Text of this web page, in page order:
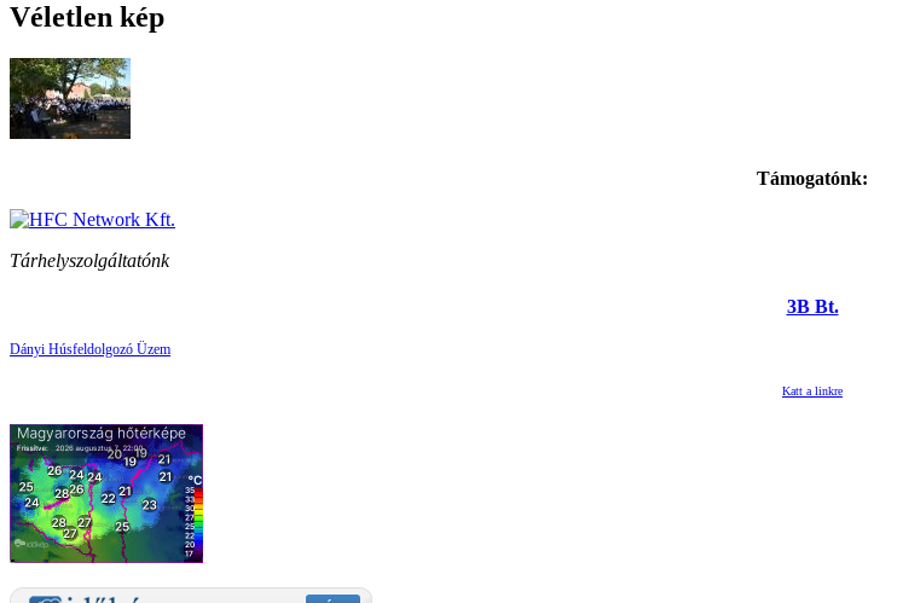
Véletlen kép
Támogatónk:
Tárhelyszolgáltatónk
3B Bt.
Dányi Húsfeldolgozó Üzem
Katt a linkre